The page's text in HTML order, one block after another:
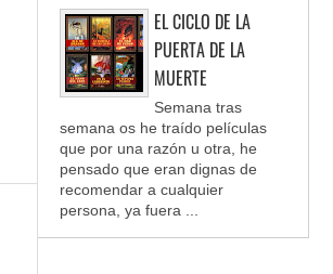
EL CICLO DE LA
PUERTA DE LA
MUERTE
Semana tras
semana os he traído películas
que por una razón u otra, he
pensado que eran dignas de
recomendar a cualquier
persona, ya fuera ...